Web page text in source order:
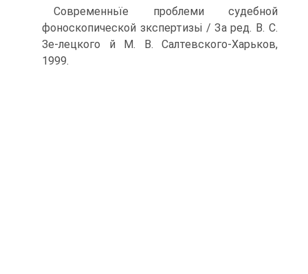
Современньїе проблеми судебной
фоноскопической зкспертизьі / За ред. В. С.
Зе-лецкого й М. В. Салтевского-Харьков,
1999.